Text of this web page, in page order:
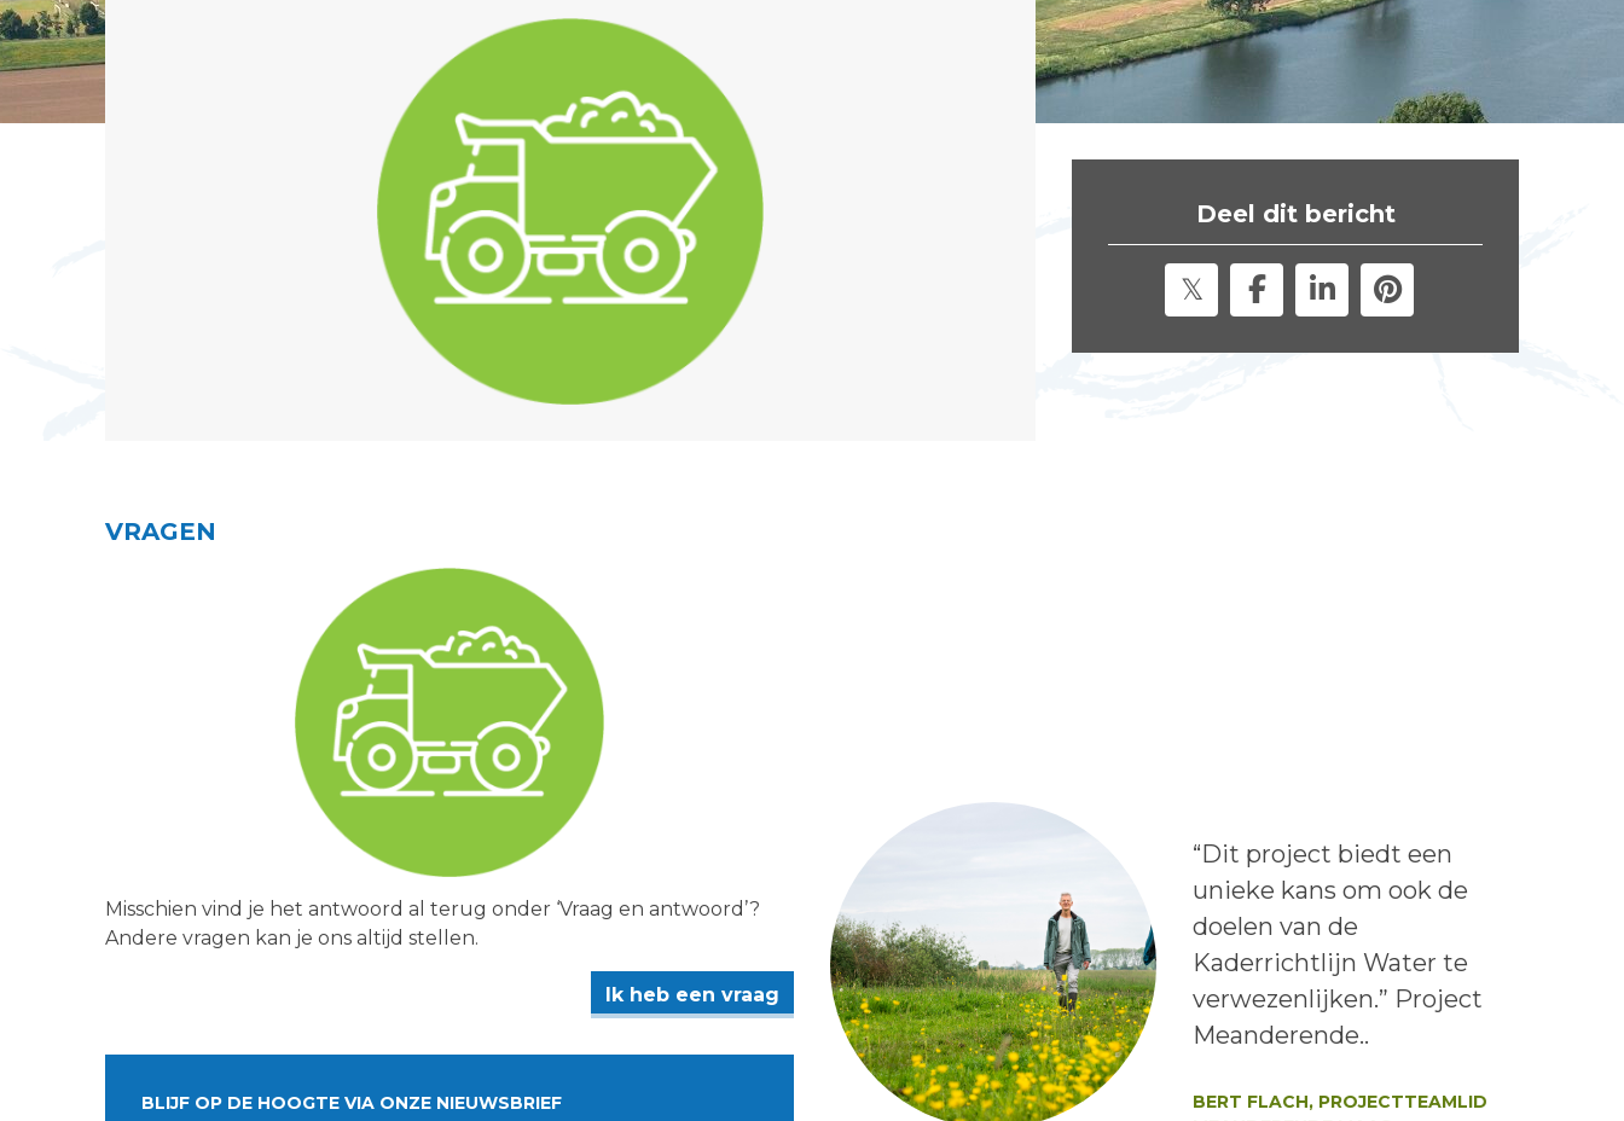
Deel dit bericht
VRAGEN
Misschien vind je het antwoord al terug onder ‘Vraag en antwoord’?
Andere vragen kan je ons altijd stellen.
Ik heb een vraag
BLIJF OP DE HOOGTE VIA ONZE NIEUWSBRIEF
Lees het bericht:
“Dit project biedt een
unieke kans om ook de
doelen van de
Kaderrichtlijn Water te
verwezenlijken.” Project
Meanderende..
BERT FLACH, PROJECTTEAMLID